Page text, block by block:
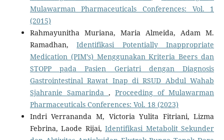
Mulawarman Pharmaceuticals Conferences: Vol. 1
(2015)
Rahmayunitha Muriana, Maria Almeida, Adam M.
Ramadhan,Identifikasi Potentially Inappropriate
Medication (PIM’s) Menggunakan Kriteria Beers dan
STOPP pada Pasien Geriatri dengan Diagnosis
Gastrointestinal Rawat Inap di RSUD Abdul Wahab
Sjahranie Samarinda ,Proceeding of Mulawarman
Pharmaceuticals Conferences: Vol. 18 (2023)
Indri Verrananda M, Victoria Yulita Fitriani, Lizma
Febrina, Laode Rijai,Identifikasi Metabolit Sekunder